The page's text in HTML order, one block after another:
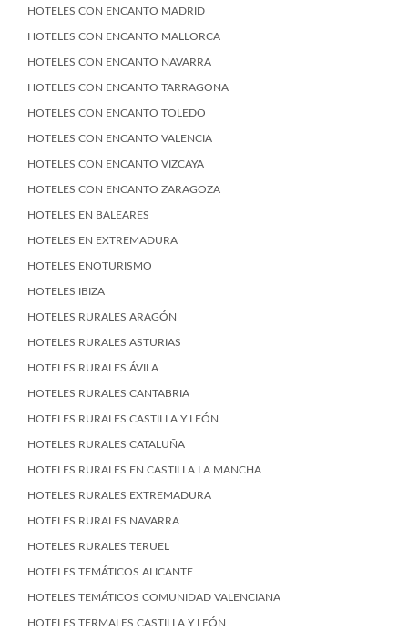
HOTELES CON ENCANTO MADRID
HOTELES CON ENCANTO MALLORCA
HOTELES CON ENCANTO NAVARRA
HOTELES CON ENCANTO TARRAGONA
HOTELES CON ENCANTO TOLEDO
HOTELES CON ENCANTO VALENCIA
HOTELES CON ENCANTO VIZCAYA
HOTELES CON ENCANTO ZARAGOZA
HOTELES EN BALEARES
HOTELES EN EXTREMADURA
HOTELES ENOTURISMO
HOTELES IBIZA
HOTELES RURALES ARAGÓN
HOTELES RURALES ASTURIAS
HOTELES RURALES ÁVILA
HOTELES RURALES CANTABRIA
HOTELES RURALES CASTILLA Y LEÓN
HOTELES RURALES CATALUÑA
HOTELES RURALES EN CASTILLA LA MANCHA
HOTELES RURALES EXTREMADURA
HOTELES RURALES NAVARRA
HOTELES RURALES TERUEL
HOTELES TEMÁTICOS ALICANTE
HOTELES TEMÁTICOS COMUNIDAD VALENCIANA
HOTELES TERMALES CASTILLA Y LEÓN